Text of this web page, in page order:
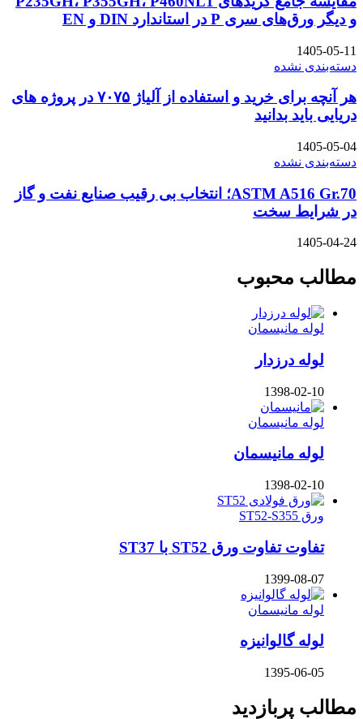
و دیگر ورق‌های سری P در استاندارد DIN و EN
1405-05-11
دسته‌بندی نشده
هر آنچه برای خرید و استفاده از آلیاژ ۷۰۷۵ در پروژه های
دریایی باید بدانید
1405-05-04
دسته‌بندی نشده
ASTM A516 Gr.70؛ انتخاب بی رقیب صنایع نفت و گاز
در شرایط سخت
1405-04-24
مطالب محبوب
لوله مانیسمان
لوله درزدار
1398-02-10
لوله مانیسمان
لوله مانیسمان
1398-02-10
ورق ST52-S355
تفاوت تفاوت ورق ST52 با ST37
1399-08-07
لوله مانیسمان
لوله گالوانیزه
1395-06-05
مطالب پربازدید